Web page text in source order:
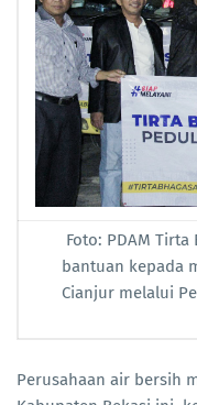
Foto: PDAM
bantuan kepada
Cianjur melalui
Perusahaan air bersih